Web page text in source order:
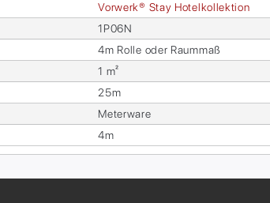
Vor­wer­k® Stay Ho­tel­kol­lek­ti­on
1P06N
4m Rol­le oder Raum­maß
1 m²
25m
Me­ter­wa­re
4m